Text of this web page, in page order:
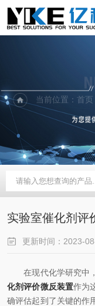
当前位置：首页
实验室催化剂评
更新时间：2023-
在现代化学研究中，
化剂评价微反装置作为
确评估起到了关键的作